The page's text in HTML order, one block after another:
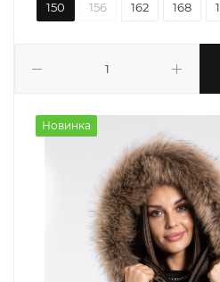
150 156 162 168
Новинка